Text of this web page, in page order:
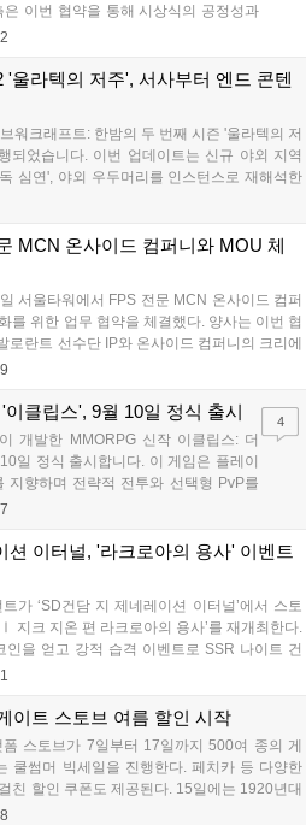
은 이번 협약을 통해 시상식의 공정성과
대를 겨냥한 미디어 영향력을 확대해 e
재추진되는 이번 시상식이 e스포츠의
는 권위 있는 행사가 되도록 노력하겠다
'울라텍의 저주', 서사부터 엔드 콘텐
워크래프트: 한밤의 두 번째 시즌 '울라텍의 저
되었습니다. 이번 업데이트는 신규 야외 지역
심연', 야외 우두머리를 인스턴스로 재해석한
진은 하우징 시스템 개선 및 신화+ 던전 로테이
MCN 온사이드 컴퍼니와 MOU 체
서울타워에서 FPS 전문 MCN 온사이드 컴퍼
를 위한 업무 협약을 체결했다. 양사는 이번 협
로란트 선수단 IP와 온사이드 컴퍼니의 크리에
정규 및 특별 콘텐츠를 공동 기획한다. 또한
순차적으로 선보이며 e스포츠 생태계 확장에
클립스', 9월 10일 정식 출시
개발한 MMORPG 신작 이클립스: 더
일 정식 출시합니다. 이 게임은 플레이
지향하며 전략적 전투와 선택형 PvP를
식 홈페이지와 앱 마켓에서 사전등록을
추가 시 주차별 스페셜 쿠폰과 한정 스
혜택을 마련해 이용자들의 기대를 모
4
션 이터널, '라크로아의 용사' 이벤트
가 ‘SD건담 지 제네레이션 이터널’에서 스토
지크 지온 편 라크로아의 용사’를 재개최한다.
인을 얻고 강적 습격 이벤트로 SSR 나이트 건
인 보너스로 최대 다이아 3,000개를 지급하며,
까지 공식 유튜브에서 특별 프로그램을 시청
이트 스토브 여름 할인 시작
스토브가 7일부터 17일까지 500여 종의 게
쿨썸머 빅세일을 진행한다. 페치카 등 다양한
친 할인 쿠폰도 제공된다. 15일에는 1920년대
신문이 출시되며, 15일부터 17일까지는 국내